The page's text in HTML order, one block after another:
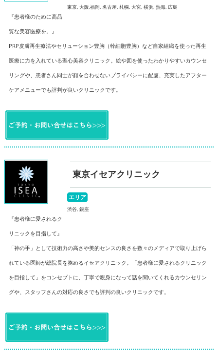
東京, 大阪,福岡, 名古屋, 札幌, 大宮, 横浜, 熱海, 広島
『患者様のために高品
質な美容医療を。』
PRP皮膚再生療法やセリューション豊胸（幹細胞豊胸）など自家組織を使った再生
医療に力を入れている聖心美容クリニック。絵や図を使ったわかりやすいカウンセ
リングや、患者さん同士が顔を合わせないプライバシーに配慮、充実したアフター
ケアメニューでも評判が良いクリニックです。
東京イセアクリニック
エリア
渋谷, 銀座
『患者様に愛されるク
リニックを目指して』
「神の手」として技術力の高さや美的センスの良さを数々のメディアで取り上げら
れている医師が総院長を務めるイセアクリニック。「患者様に愛されるクリニック
を目指して」をコンセプトに、丁寧で親身になって話を聞いてくれるカウンセリン
グや、スタッフさんの対応の良さでも評判の良いクリニックです。